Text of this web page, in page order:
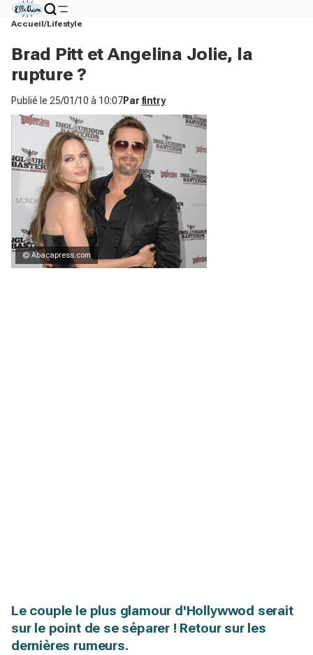
Accueil Lifestyle
Brad Pitt et Angelina Jolie, la
rupture ?
Publié le 25/01/10 à 10:07Par fintry
© Abacapress.com
Le couple le plus glamour d'Hollywwod serait
sur le point de se séparer ! Retour sur les
dernières rumeurs.